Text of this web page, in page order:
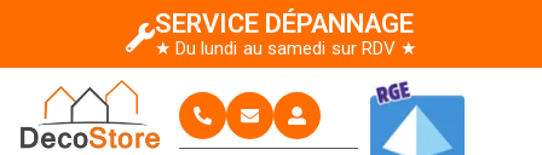
SERVICE DÉPANNAGE
★ Du lundi au samedi sur RDV ★